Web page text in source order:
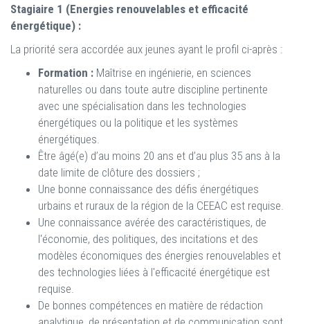
Stagiaire 1 (Energies renouvelables et efficacité
énergétique) :
La priorité sera accordée aux jeunes ayant le profil ci-après :
Formation : Maîtrise en ingénierie, en sciences
naturelles ou dans toute autre discipline pertinente
avec une spécialisation dans les technologies
énergétiques ou la politique et les systèmes
énergétiques.
Être âgé(e) d’au moins 20 ans et d’au plus 35 ans à la
date limite de clôture des dossiers ;
Une bonne connaissance des défis énergétiques
urbains et ruraux de la région de la CEEAC est requise.
Une connaissance avérée des caractéristiques, de
l'économie, des politiques, des incitations et des
modèles économiques des énergies renouvelables et
des technologies liées à l'efficacité énergétique est
requise.
De bonnes compétences en matière de rédaction